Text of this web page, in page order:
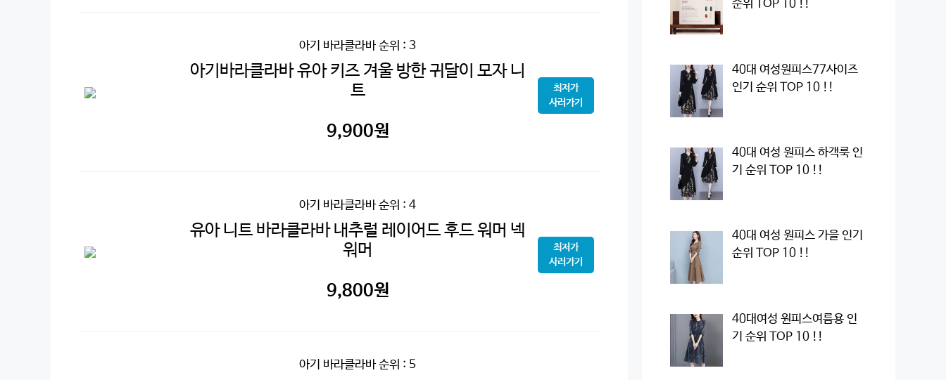
아기 바라클라바순위 : 3
아기바라클라바 유아 키즈 겨울 방한 귀달이 모자 니
트
9,900원
최저가
사러가기
아기 바라클라바순위 : 4
유아 니트 바라클라바 내추럴 레이어드 후드 워머 넥
워머
9,800원
최저가
사러가기
아기 바라클라바순위 : 5
순위 TOP 10 !!
40대 여성원피스77사이즈
인기 순위 TOP 10 !!
40대 여성 원피스 하객룩 인
기 순위 TOP 10 !!
40대 여성 원피스 가을 인기
순위 TOP 10 !!
40대여성 원피스여름용 인
기 순위 TOP 10 !!